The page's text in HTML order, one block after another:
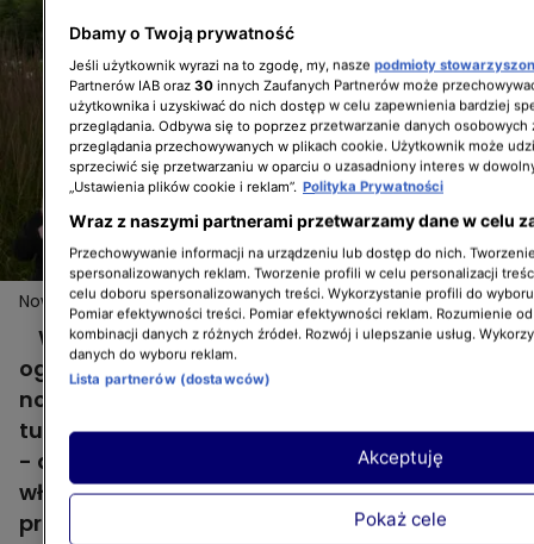
Nowa Maja w ogrodzie: na jakie szkodniki należy
uważać, gdy hudujemy trawy?
Więcej
W 1. odcinku 6. sezonu "Nowej Mai w
ogrodzie" Maja Popielarska odwiedziła
nowoczesny ogród w Siedleczku. Dominują
tutaj wysokie trawy. Z zaproszoną ekspertką
- doktor Moniką Henschke - oraz
właścicielką tej niezwykłej przestrzeni nasza
prowadząca porozmawiała o trawach i o
Dbamy o Twoją prywatność
Jeśli użytkownik wyrazi na to zgodę, my, nasze podmioty
Partnerów IAB oraz 30 innych Zaufanych Partnerów może
użytkownika i uzyskiwać do nich dostęp w celu zapewnienia bardziej
przeglądania. Odbywa się to poprzez przetwarzanie danych osobowych
przeglądania przechowywanych w plikach cookie. Użytkownik może
sprzeciwić się przetwarzaniu w oparciu o uzasadniony interes w
„Ustawienia plików cookie i reklam”. Polityka Prywatności
Wraz z naszymi partnerami przetwarzamy dane w celu
Przechowywanie informacji na urządzeniu lub dostęp do nich.
spersonalizowanych reklam. Tworzenie profili w celu personalizacji
celu doboru spersonalizowanych treści. Wykorzystanie profili do
Pomiar efektywności treści. Pomiar efektywności reklam. Rozumienie
kombinacji danych z różnych źródeł. Rozwój i ulepszanie usług.
danych do wyboru reklam.
Lista partnerów (dostawców)
Pokaż cele
Akceptuję